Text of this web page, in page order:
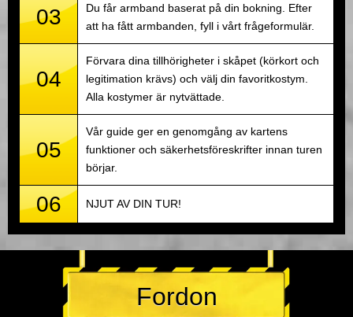
03
Du får armband baserat på din bokning. Efter
att ha fått armbanden, fyll i vårt frågeformulär.
04
Förvara dina tillhörigheter i skåpet (körkort och
legitimation krävs) och välj din favoritkostym.
Alla kostymer är nytvättade.
05
Vår guide ger en genomgång av kartens
funktioner och säkerhetsföreskrifter innan turen
börjar.
06 NJUT AV DIN TUR!
Fordon